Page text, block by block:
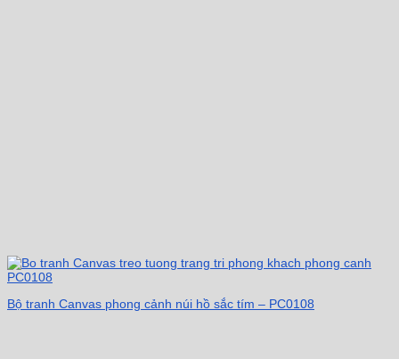
Bộ tranh Canvas phong cảnh núi hồ sắc tím – PC0108